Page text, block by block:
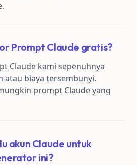
Prompt Claude gratis?
Claude kami sepenuhnya
atau biaya tersembunyi.
prompt Claude yang
akun Claude untuk
ini?